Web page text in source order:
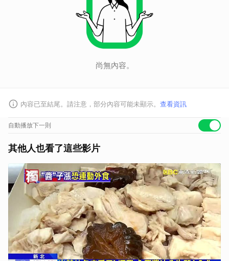
尚無內容。
內容已至結尾。請注意，部分內容可能未顯示。 查看資訊
自動播放下一則
其他人也看了這些影片